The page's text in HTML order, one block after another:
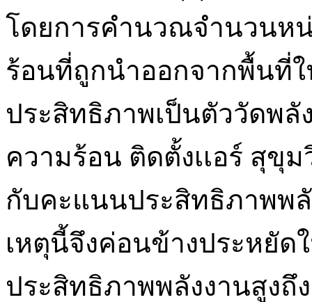
โดยการคำนวณจำนวนห
ร้อนที่ถูกนำออกจากพื้นที่
ประสิทธิภาพเป็นตัววัดพลั
ความร้อน ติดตั้งเเอร์ สุขุ
กับคะแนนประสิทธิภาพพ
เหตุนี้จึงค่อนข้างประหยัด
ประสิทธิภาพพลังงานสูงถึง